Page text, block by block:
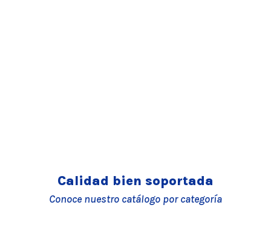
Calidad bien soportada
Conoce nuestro catálogo por categoría